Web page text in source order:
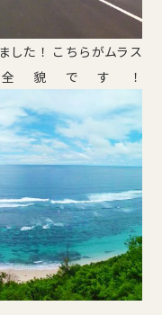
した！ こちらがムラス
貌です！